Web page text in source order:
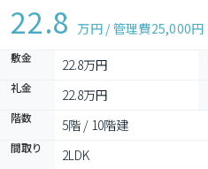
22.8 万円 / 管理費25,000円
敷金 22.8万円
礼金 22.8万円
階数 5階 / 10階建
間取り 2LDK